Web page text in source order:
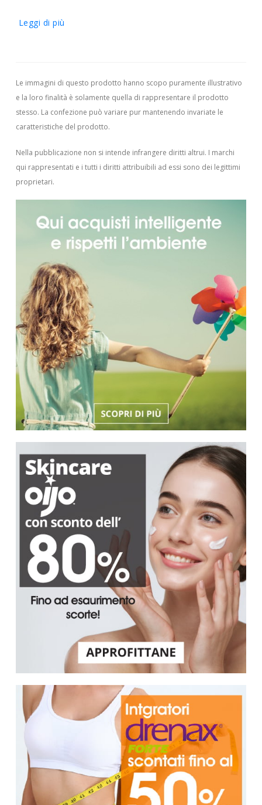
Leggi di più
Le immagini di questo prodotto hanno scopo puramente illustrativo
e la loro finalità è solamente quella di rappresentare il prodotto
stesso. La confezione può variare pur mantenendo invariate le
caratteristiche del prodotto.
Nella pubblicazione non si intende infrangere diritti altrui. I marchi
qui rappresentati e i tutti i diritti attribuibili ad essi sono dei legittimi
proprietari.